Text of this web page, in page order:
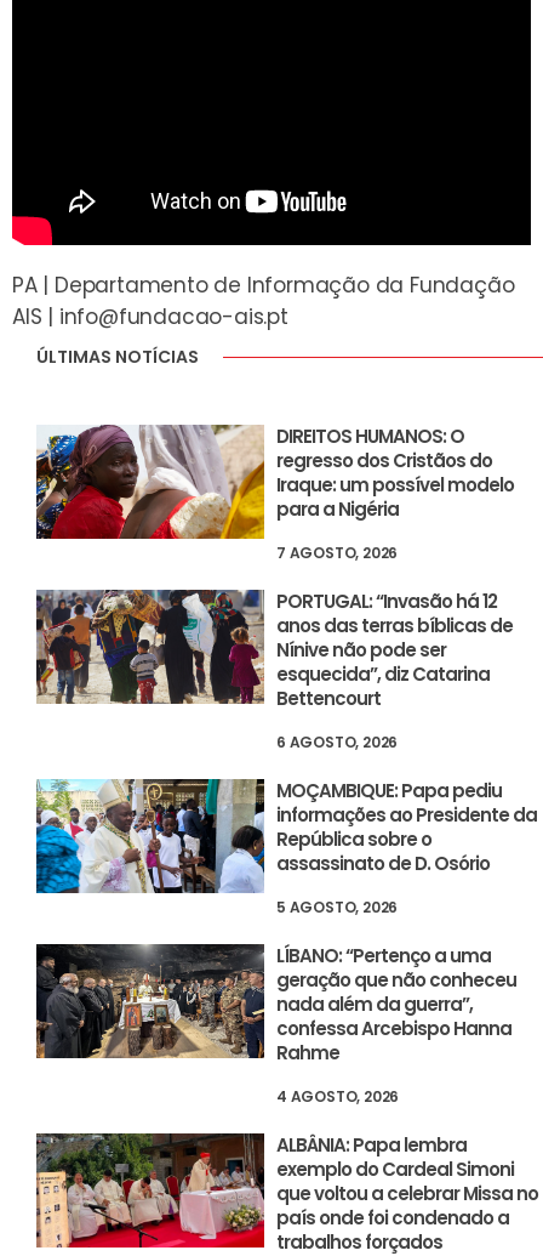
PA | Departamento de Informação da Fundação
AIS | info@fundacao-ais.pt
ÚLTIMAS NOTÍCIAS
DIREITOS HUMANOS: O
regresso dos Cristãos do
Iraque: um possível modelo
para a Nigéria
7 AGOSTO, 2026
PORTUGAL: “Invasão há 12
anos das terras bíblicas de
Nínive não pode ser
esquecida”, diz Catarina
Bettencourt
6 AGOSTO, 2026
MOÇAMBIQUE: Papa pediu
informações ao Presidente da
República sobre o
assassinato de D. Osório
5 AGOSTO, 2026
LÍBANO: “Pertenço a uma
geração que não conheceu
nada além da guerra”,
confessa Arcebispo Hanna
Rahme
4 AGOSTO, 2026
ALBÂNIA: Papa lembra
exemplo do Cardeal Simoni
que voltou a celebrar Missa no
país onde foi condenado a
trabalhos forçados